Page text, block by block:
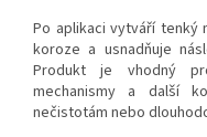
Po aplikaci vytváří tenký
koroze a usnadňuje
Produkt je vhodný
mechanismy a další
nečistotám nebo